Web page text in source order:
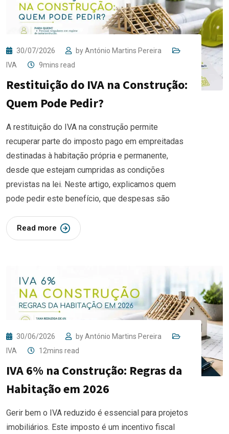
30/07/2026 byAntónio Martins Pereira
IVA
9mins read
Restituição do IVA na Construção:
Quem Pode Pedir?
A restituição do IVA na construção permite
recuperar parte do imposto pago em empreitadas
destinadas à habitação própria e permanente,
desde que estejam cumpridas as condições
previstas na lei. Neste artigo, explicamos quem
pode pedir este benefício, que despesas são
Read more
30/06/2026 byAntónio Martins Pereira
IVA
12mins read
IVA 6% na Construção: Regras da
Habitação em 2026
Gerir bem o IVA reduzido é essencial para projetos
imobiliários. Este imposto é um incentivo fiscal